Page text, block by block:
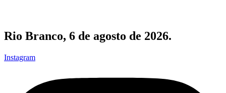
Rio Branco, 6 de agosto de 2026.
Instagram